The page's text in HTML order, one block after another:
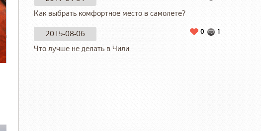
Как выбрать комфортное место в самолете?
2015-08-06 1
0
Что лучше не делать в Чили